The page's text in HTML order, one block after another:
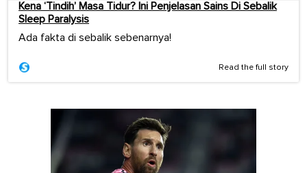
Kena ‘Tindih’ Masa Tidur? Ini Penjelasan Sains Di Sebalik
Sleep Paralysis
Ada fakta di sebalik sebenarnya!
Read the full story